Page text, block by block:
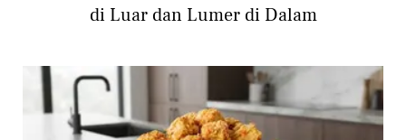
di Luar dan Lumer di Dalam